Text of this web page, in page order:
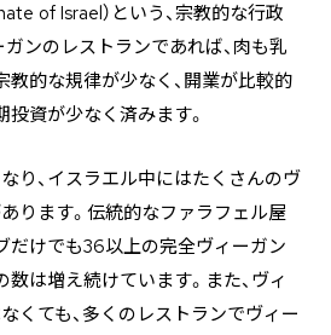
of Israel）という、宗教的な行政
ガンのレストランであれば、肉も乳
教的な規律が少なく、開業が比較的
投資が少なく済みます。
り、イスラエル中にはたくさんのヴ
ります。伝統的なファラフェル屋
だけでも36以上の完全ヴィーガン
数は増え続けています。また、ヴィ
くても、多くのレストランでヴィー